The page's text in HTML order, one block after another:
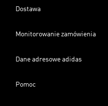
Dostawa
Monitorowanie zamówienia
Dane adresowe adidas
Pomoc